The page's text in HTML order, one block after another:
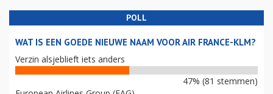
POLL
WAT IS EEN GOEDE NIEUWE NAAM VOOR AIR FRANCE-KLM?
Verzin alsjeblieft iets anders
47% (81 stemmen)